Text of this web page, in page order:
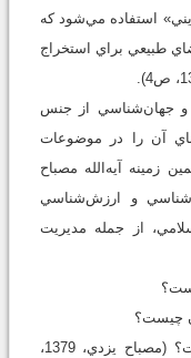
استفاده مي‌شود که
طبيعي براي استخراج
و جهان‌شناسي از جنس
آن را در موضوعات
زمينه آيه‌الله مصباح
و ارزش‌شناسي
از جمله مديريت
چيست؟
ثالثاً، ديدگاه اسلام در مورد ارزش‌ها چيست؟ (مصباح يزدي، 1379،